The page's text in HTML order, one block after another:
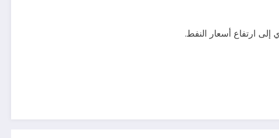
ارتفاع أسعار النفط.